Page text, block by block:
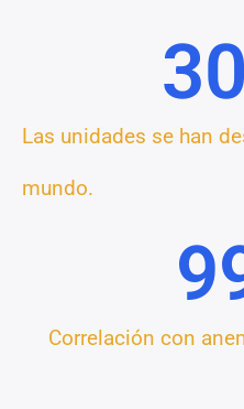
Las unidades se han
mundo.
Correlación con